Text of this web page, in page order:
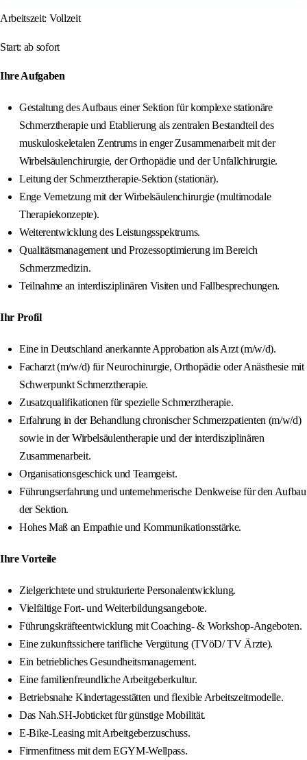
Arbeitszeit: Vollzeit
Start: ab sofort
Ihre Aufgaben
Gestaltung des Aufbaus einer Sektion für komplexe stationäre
Schmerztherapie und Etablierung als zentralen Bestandteil des
muskuloskeletalen Zentrums in enger Zusammenarbeit mit der
Wirbelsäulenchirurgie, der Orthopädie und der Unfallchirurgie.
Leitung der Schmerztherapie-Sektion (stationär).
Enge Vernetzung mit der Wirbelsäulenchirurgie (multimodale
Therapiekonzepte).
Weiterentwicklung des Leistungsspektrums.
Qualitätsmanagement und Prozessoptimierung im Bereich
Schmerzmedizin.
Teilnahme an interdisziplinären Visiten und Fallbesprechungen.
Ihr Profil
Eine in Deutschland anerkannte Approbation als Arzt (m/w/d).
Facharzt (m/w/d) für Neurochirurgie, Orthopädie oder Anästhesie mit
Schwerpunkt Schmerztherapie.
Zusatzqualifikationen für spezielle Schmerztherapie.
Erfahrung in der Behandlung chronischer Schmerzpatienten (m/w/d)
sowie in der Wirbelsäulentherapie und der interdisziplinären
Zusammenarbeit.
Organisationsgeschick und Teamgeist.
Führungserfahrung und unternehmerische Denkweise für den Aufbau
der Sektion.
Hohes Maß an Empathie und Kommunikationsstärke.
Ihre Vorteile
Zielgerichtete und strukturierte Personalentwicklung.
Vielfältige Fort- und Weiterbildungsangebote.
Führungskräfteentwicklung mit Coaching- & Workshop-Angeboten.
Eine zukunftssichere tarifliche Vergütung (TVöD/ TV Ärzte).
Ein betriebliches Gesundheitsmanagement.
Eine familienfreundliche Arbeitgeberkultur.
Betriebsnahe Kindertagesstätten und flexible Arbeitszeitmodelle.
Das Nah.SH-Jobticket für günstige Mobilität.
E-Bike-Leasing mit Arbeitgeberzuschuss.
Firmenfitness mit dem EGYM-Wellpass.